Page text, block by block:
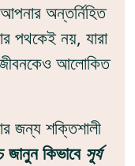
অন্তর্নিহিত
পথকেই নয়, যারা
আলোকিত
জন্য শক্তিশালী
জানুন কিভাবে সূর্য